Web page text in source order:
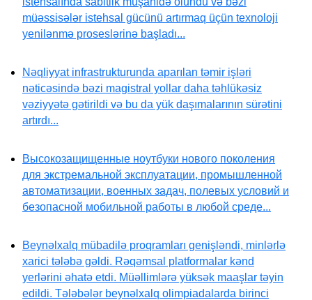
müəssisələr istehsal gücünü artırmaq üçün texnoloji
yenilənmə proseslərinə başladı...
Nəqliyyat infrastrukturunda aparılan təmir işləri
nəticəsində bəzi magistral yollar daha təhlükəsiz
vəziyyətə gətirildi və bu da yük daşımalarının sürətini
artırdı...
Высокозащищенные ноутбуки нового поколения
для экстремальной эксплуатации, промышленной
автоматизации, военных задач, полевых условий и
безопасной мобильной работы в любой среде...
Beynəlxalq mübadilə proqramları genişləndi, minlərlə
xarici tələbə gəldi. Rəqəmsal platformalar kənd
yerlərini əhatə etdi. Müəllimlərə yüksək maaşlar təyin
edildi. Tələbələr beynəlxalq olimpiadalarda birinci